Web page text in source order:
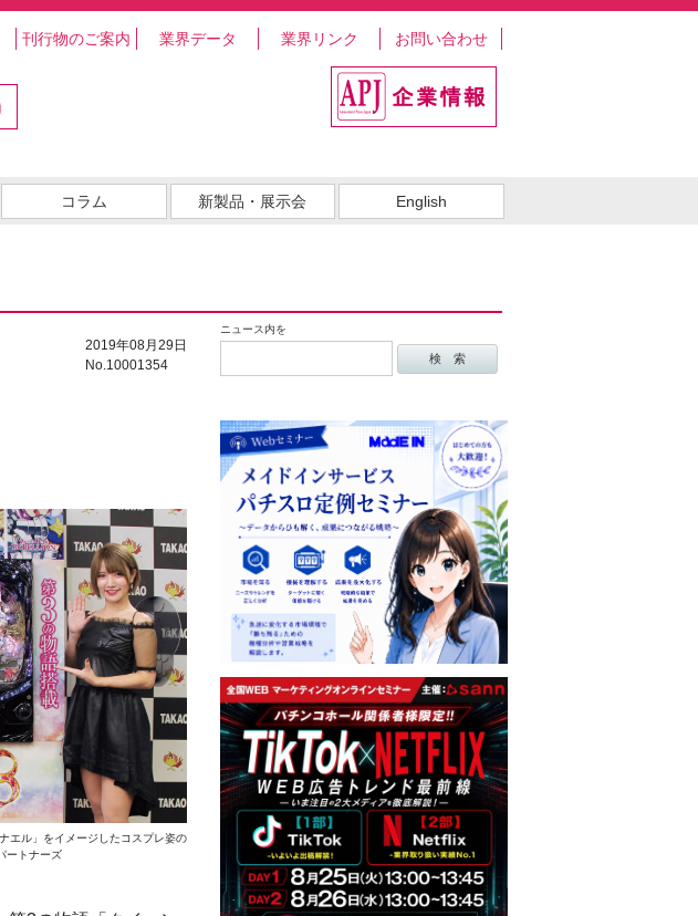
刊行物のご案内 業界データ 業界リンク お問い合わせ
コラム 新製品・展示会 English
ニュース内を
2019年08月29日
No.10001354
エル」をイメージしたコスプレ姿の
ートナーズ